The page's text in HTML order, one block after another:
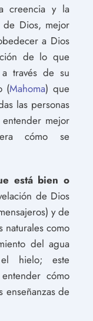
creencia y la
de Dios, mejor
a Dios
de lo que
través de su
(Mahoma) que
las personas
mejor
cómo se
está bien o
de Dios
y de
naturales como
del agua
hielo; este
cómo
enseñanzas de